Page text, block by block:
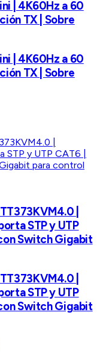
| 4K60Hz a 60
TX | Sobre
| 4K60Hz a 60
TX | Sobre
|
STP y UTP
Switch Gigabit
|
STP y UTP
Switch Gigabit